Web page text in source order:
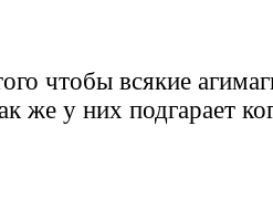
чтобы всякие
же у них подгарает